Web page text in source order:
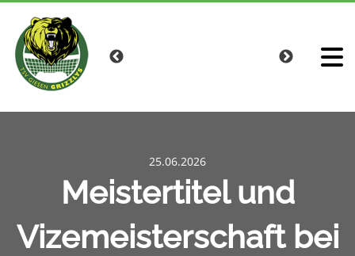
25.06.2026
Meistertitel und
Vizemeisterschaft bei